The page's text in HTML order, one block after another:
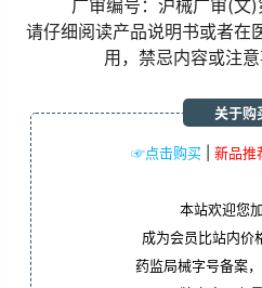
广审编号：沪械广审(
请仔细阅读产品说明书或者在
用，禁忌内容或注
☞点击购买 新品推
关于购
本站欢迎您
成为会员比站内价
药监局械字号备案